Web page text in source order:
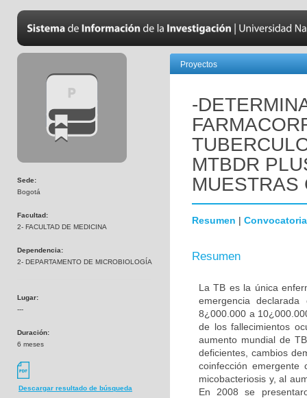
Sede:
Bogotá
Facultad:
2- FACULTAD DE MEDICINA
Dependencia:
2- DEPARTAMENTO DE MICROBIOLOGÍA
Lugar:
---
Duración:
6 meses
Descargar resultado de búsqueda
Proyectos
-
MTBDR
MUESTRAS
Resumen | Convocatoria
Resumen
La TB es la única
emergencia
8¿000.000 a
de los fallecimientos
aumento mundial de
deficientes, cambios
coinfección
micobacteriosis y, al
En 2008 se